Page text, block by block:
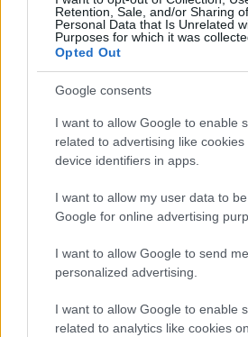
Retention, Sale, and/or Sharing
Personal Data that Is Unrelated
Purposes for which it was
Opted Out
Google consents
I want to allow Google to enable
related to advertising like
device identifiers in apps.
I want to allow my user data to
Google for online advertising
I want to allow Google to send me
personalized advertising.
I want to allow Google to enable
related to analytics like cookies
kellene még tanulni, próbálok előre
Ahhoz h jobban tudjak boldogulni
munkahelyem volt, ennek megfelelő
szerencsésebb nyugati felén a
ez elég, nem esel szét mire idősebb
pofátlan módon éldegélsz nyugdíjas
évet.
comment:com
Az észtek sem a
Euróvízióra
2013.03.05 10:30:00